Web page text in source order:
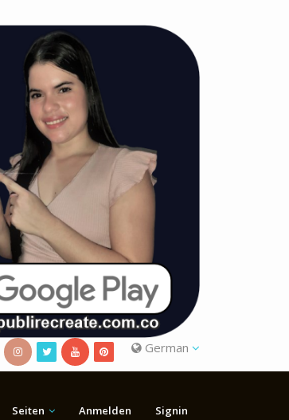
German
Seiten Anmelden Signin